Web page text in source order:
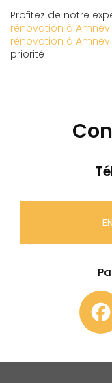
Profitez de notre
rénovation à
rénovation à
priorité !